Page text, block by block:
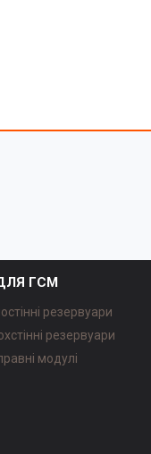
ГСМ
резервуари
резервуари
модулі